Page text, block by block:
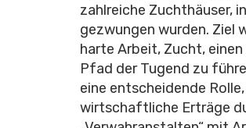
zahlreiche Zuchthäuser,
gezwungen wurden. Ziel
harte Arbeit, Zucht,
Pfad der Tugend zu
eine entscheidende
wirtschaftliche Erträge